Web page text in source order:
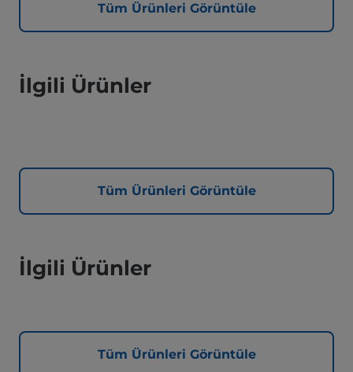
Tüm Ürünleri Görüntüle
İlgili Ürünler
Tüm Ürünleri Görüntüle
İlgili Ürünler
Tüm Ürünleri Görüntüle